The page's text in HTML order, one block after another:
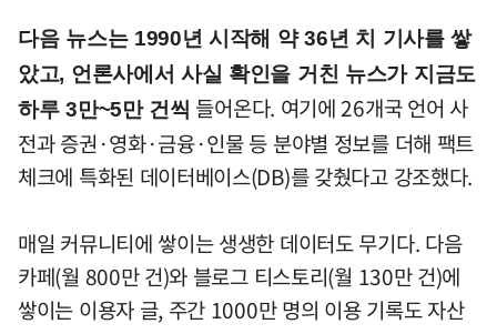
다음 뉴스는 1990년 시작해 약 36년 치 기사를 쌓
았고, 언론사에서 사실 확인을 거친 뉴스가 지금도
하루 3만~5만 건씩 들어온다. 여기에 26개국 언어 사
전과 증권·영화·금융·인물 등 분야별 정보를 더해 팩트
체크에 특화된 데이터베이스(DB)를 갖췄다고 강조했다.
매일 커뮤니티에 쌓이는 생생한 데이터도 무기다. 다음
카페(월 800만 건)와 블로그 티스토리(월 130만 건)에
쌓이는 이용자 글, 주간 1000만 명의 이용 기록도 자산